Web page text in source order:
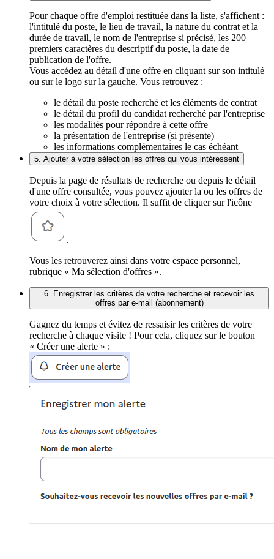
Pour chaque offre d'emploi restituée dans la liste, s'affichent :
l'intitulé du poste, le lieu de travail, la nature du contrat et la
durée de travail, le nom de l'entreprise si précisé, les 200
premiers caractères du descriptif du poste, la date de
publication de l'offre.
Vous accédez au détail d'une offre en cliquant sur son intitulé
ou sur le logo sur la gauche. Vous retrouvez :
le détail du poste recherché et les éléments de contrat
le détail du profil du candidat recherché par l'entreprise
les modalités pour répondre à cette offre
la présentation de l'entreprise (si présente)
les informations complémentaires le cas échéant
5. Ajouter à votre sélection les offres qui vous intéressent
Depuis la page de résultats de recherche ou depuis le détail
d'une offre consultée, vous pouvez ajouter la ou les offres de
votre choix à votre sélection. Il suffit de cliquer sur l'icône
.
Vous les retrouverez ainsi dans votre espace personnel,
rubrique « Ma sélection d'offres ».
6. Enregistrer les critères de votre recherche et recevoir les
offres par e-mail (abonnement)
Gagnez du temps et évitez de ressaisir les critères de votre
recherche à chaque visite ! Pour cela, cliquez sur le bouton
« Créer une alerte » :